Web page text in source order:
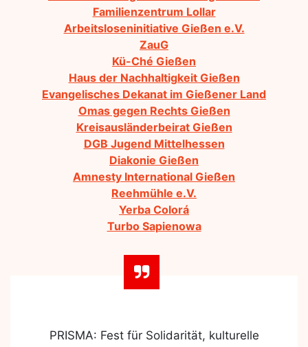
Familienzentrum Lollar
Arbeitsloseninitiative Gießen e.V.
ZauG
Kü-Ché Gießen
Haus der Nachhaltigkeit Gießen
Evangelisches Dekanat im Gießener Land
Omas gegen Rechts Gießen
Kreisausländerbeirat Gießen
DGB Jugend Mittelhessen
Diakonie Gießen
Amnesty International Gießen
Reehmühle e.V.
Yerba Colorá
Turbo Sapienowa
PRISMA: Fest für Solidarität, kulturelle